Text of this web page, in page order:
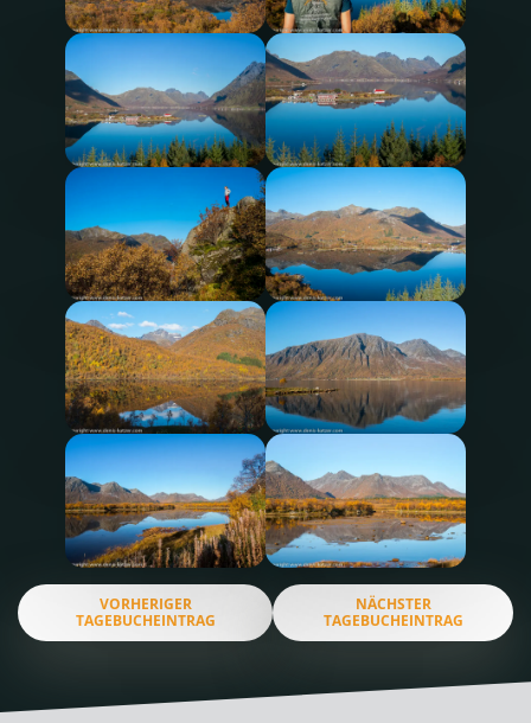
VORHERIGER
TAGEBUCHEINTRAG
NÄCHSTER
TAGEBUCHEINTRAG